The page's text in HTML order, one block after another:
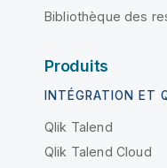
Bibliothèque des
Produits
INTÉGRATION ET
Qlik Talend
Qlik Talend Cloud